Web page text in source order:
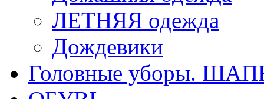
ЛЕТНЯЯ одежда
Дождевики
Головные уборы.